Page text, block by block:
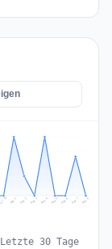
Jul 31 Aug 1 Aug 2 Aug 3 Aug 4 Aug 5 Aug 6 Aug 7 Aug 8
Letzte 30 Tage